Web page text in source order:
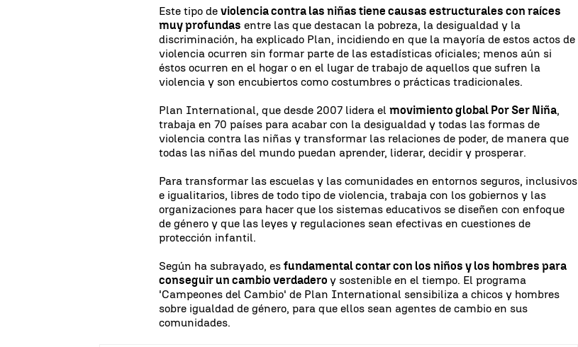
Este tipo deviolencia contra las niñas tiene causas estructurales con raíces
muy profundas entre las que destacan la pobreza, la desigualdad y la
discriminación, ha explicado Plan, incidiendo en que la mayoría de estos actos de
violencia ocurren sin formar parte de las estadísticas oficiales; menos aún si
éstos ocurren en el hogar o en el lugar de trabajo de aquellos que sufren la
violencia y son encubiertos como costumbres o prácticas tradicionales.
Plan International, que desde 2007 lidera elmovimiento global Por Ser Niña,
trabaja en 70 países para acabar con la desigualdad y todas las formas de
violencia contra las niñas y transformar las relaciones de poder, de manera que
todas las niñas del mundo puedan aprender, liderar, decidir y prosperar.
Para transformar las escuelas y las comunidades en entornos seguros, inclusivos
e igualitarios, libres de todo tipo de violencia, trabaja con los gobiernos y las
organizaciones para hacer que los sistemas educativos se diseñen con enfoque
de género y que las leyes y regulaciones sean efectivas en cuestiones de
protección infantil.
Según ha subrayado, esfundamental contar con los niños y los hombres para
conseguir un cambio verdaderoy sostenible en el tiempo. El programa
'Campeones del Cambio' de Plan International sensibiliza a chicos y hombres
sobre igualdad de género, para que ellos sean agentes de cambio en sus
comunidades.